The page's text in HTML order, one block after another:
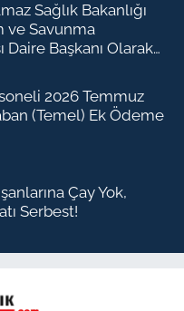
Sağlık Bakanlığı
ve Savunma
Daire Başkanı Olarak
2026 Temmuz
(Temel) Ek Ödeme
Çay Yok,
Serbest!